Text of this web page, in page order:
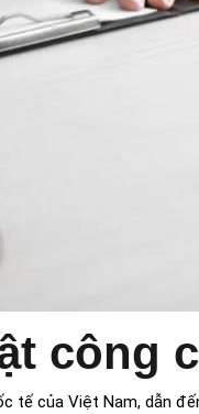
công
tế của Việt Nam, dẫn